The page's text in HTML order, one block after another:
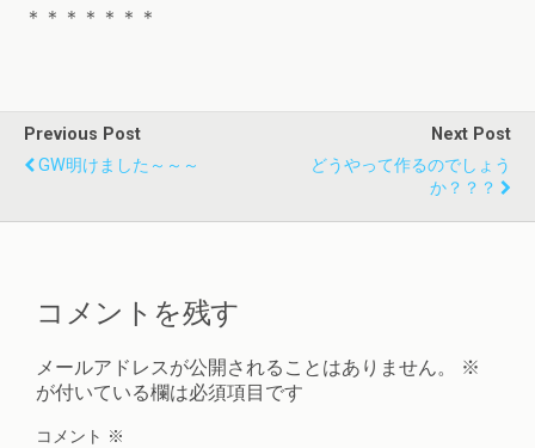
＊＊＊＊＊＊＊
Previous Post
GW明けました～～～
Next Post
どうやって作るのでしょう
か？？？
コメントを残す
メールアドレスが公開されることはありません。
※
が付いている欄は必須項目です
コメント ※